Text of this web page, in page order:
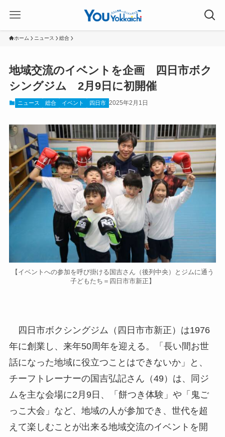
ホーム ニュース 総合
地域交流のイベントを企画 四日市ボク
シングジム 2月9日に初開催
ニュース 総合 イベント 四日市 2025年2月1日
【イベントへの参加を呼び掛ける国吉さん（後列中央）とジムに通う
子どもたち＝四日市市新正】
四日市ボクシングジム（四日市市新正）は1976
年に創業し、来年50周年を迎える。「長い間お世
話になった地域に役立つことはできないか」と、
チーフトレーナーの国吉弘記さん（49）は、同ジ
ムを主な会場に2月9日、「餅つき体験」や「鬼ご
っこ大会」など、地域の人が参加でき、世代を超
えて楽しむことが出来る地域交流のイベントを開